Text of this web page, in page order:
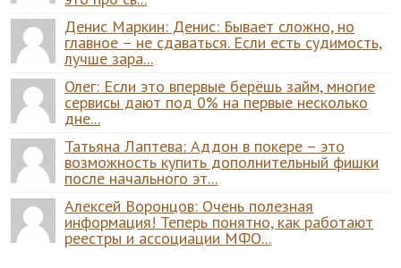
Денис Маркин: Денис: Бывает сложно, но
главное – не сдаваться. Если есть судимость,
лучше зара...
Олег: Если это впервые берёшь займ, многие
сервисы дают под 0% на первые несколько
дне...
Татьяна Лаптева: Аддон в покере – это
возможность купить дополнительный фишки
после начального эт...
Алексей Воронцов: Очень полезная
информация! Теперь понятно, как работают
реестры и ассоциации МФО...